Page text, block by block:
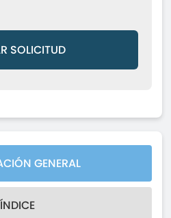
SOLICITUD
GENERAL
ÍNDICE